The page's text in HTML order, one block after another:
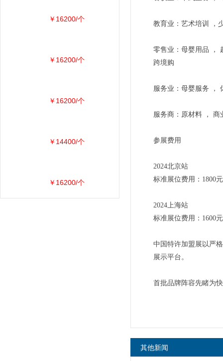
教育业：艺术培训 ，
零售业：母婴用品 ，
跨境购
服务业：母婴服务 ，
服务商：原材料 ，
参展费用
2024北京站
标准展位费用：1800
2024上海站
标准展位费用：1600
中国特许加盟展以严
展示平台。
首批品牌阵容先睹为
其他新闻
￥16200/个
￥16200/个
￥16200/个
￥14400/个
￥16200/个